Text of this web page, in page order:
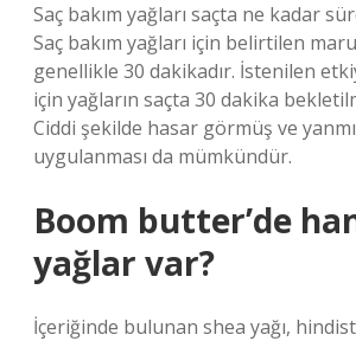
Saç bakım yağları saçta ne kadar
Saç bakım yağları için belirtilen
genellikle 30 dakikadır. İstenilen
için yağların saçta 30 dakika
Ciddi şekilde hasar görmüş ve
uygulanması da mümkündür.
Boom butter’de
yağlar var?
İçeriğinde bulunan shea yağı,